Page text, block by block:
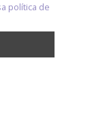
política de